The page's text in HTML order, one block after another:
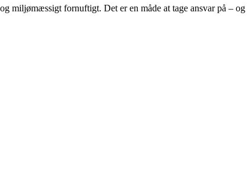
miljømæssigt fornuftigt. Det er en måde at tage ansvar på –